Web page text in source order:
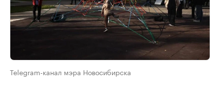
Telegram-канал мэра Новосибирска